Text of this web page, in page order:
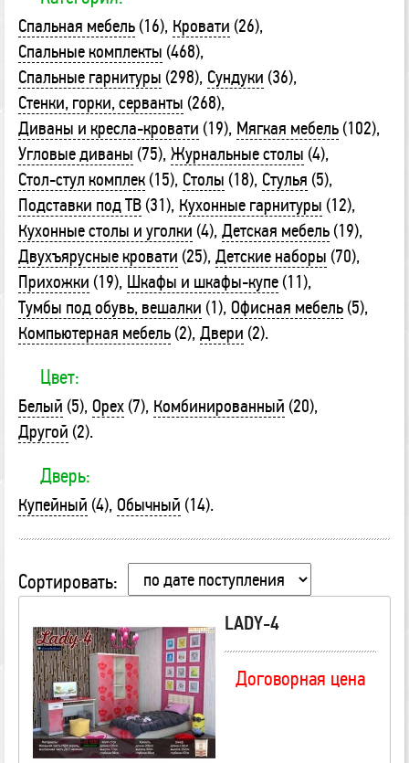
Спальная мебель(16) Кровати (26)
Спальные комплекты (468)
Спальные гарнитуры (298) Сундуки (36)
Стенки, горки, серванты (268)
Диваны и кресла-кровати (19) Мягкая мебель(102)
Угловые диваны (75) Журнальные столы (4)
Стол-стул комплек(15) Столы (18) Стулья (5)
Подставки под ТВ(31) Кухонные гарнитуры (12)
Кухонные столы и уголки (4) Детская мебель(19)
Двухъярусные кровати (25) Детские наборы (70)
Прихожки (19) Шкафы и шкафы-купе(11)
Тумбы под обувь, вешалки (1) Офисная мебель(5)
Компьютерная мебель(2) Двери (2)
Цвет:
Белый (5) Орех(7) Комбинированный (20)
Другой (2)
Дверь:
Купейный (4) Обычный (14)
Сортировать:
LADY-4
Договорная цена